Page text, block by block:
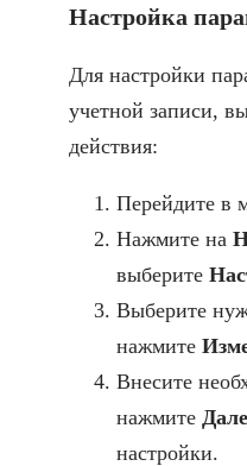
Настройка
Для настройки
учетной записи,
действия:
Перейдите в
Нажмите на
выберите
Выберите
нажмите
Внесите
нажмите
настройки.